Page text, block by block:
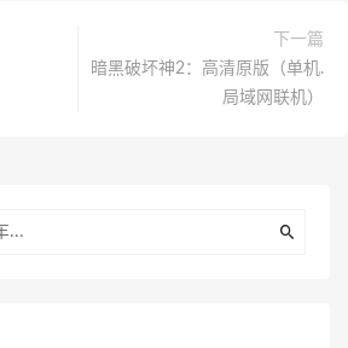
下一篇
暗黑破坏神2：高清原版（单机.
局域网联机）